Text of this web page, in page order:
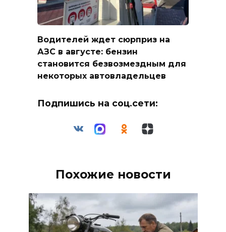
Водителей ждет сюрприз на
АЗС в августе: бензин
становится безвозмездным для
некоторых автовладельцев
Подпишись на соц.сети:
Похожие новости